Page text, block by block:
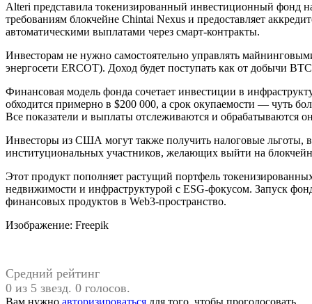
Alteri представила токенизированный инвестиционный фонд
требованиям блокчейне Chintai Nexus и предоставляет
автоматическими выплатами через смарт-контракты.
Инвесторам не нужно самостоятельно управлять
энергосети ERCOT). Доход будет поступать как от добычи
Финансовая модель фонда сочетает инвестиции в
обходится примерно в $200 000, а срок окупаемости — чуть
Все показатели и выплаты отслеживаются и обрабатываются
Инвесторы из США могут также получить налоговые льготы,
институциональных участников, желающих выйти на
Этот продукт пополняет растущий портфель
недвижимости и инфраструктурой с ESG-фокусом. Запуск
финансовых продуктов в Web3-пространство.
Изображение: Freepik
Средний рейтинг
0 из 5 звезд. 0 голосов.